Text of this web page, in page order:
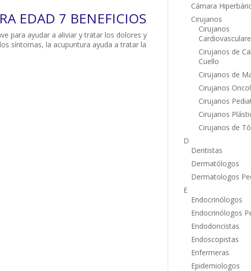
EDAD 7 BENEFICIOS
para ayudar a aliviar y tratar los dolores y
síntomas, la acupuntura ayuda a tratar la
Cámara
Cirujanos
Cirujanos
Cirujanos de
Cuello
Cirujanos de
Cirujanos
Cirujanos
Cirujanos
Cirujanos de
D
Dentistas
Dermatólogos
Dermatologos
E
Endocrinólogos
Endocrinólogos
Endodoncistas
Endoscopistas
Enfermeras
Epidemiologos